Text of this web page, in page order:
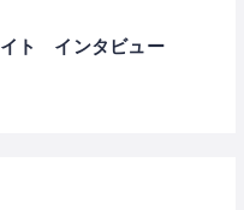
ト インタビュー